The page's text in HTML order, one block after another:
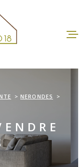
NERONDES